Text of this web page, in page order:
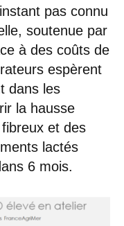
pas connu
soutenue par
à des coûts de
espèrent
dans les
la hausse
et des
lactés
6 mois.